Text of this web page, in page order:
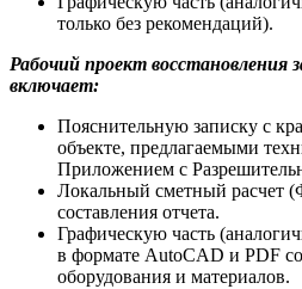
только без рекомендаций).
Рабочий проект восстановления
включает:
Пояснительную записку с
объекте, предлагаемыми
Приложением с
Локальный сметный расчет
составления отчета.
Графическую часть
в формате AutoCAD и PDF
оборудования и материалов.